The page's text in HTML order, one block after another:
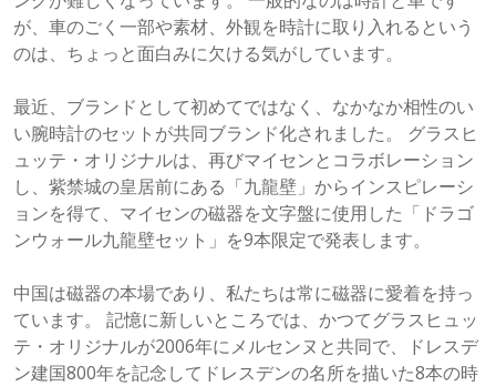
が、車のごく一部や素材、外観を時計に取り入れるという
のは、ちょっと面白みに欠ける気がしています。
最近、ブランドとして初めてではなく、なかなか相性のい
い腕時計のセットが共同ブランド化されました。 グラスヒ
ュッテ・オリジナルは、再びマイセンとコラボレーション
し、紫禁城の皇居前にある「九龍壁」からインスピレーシ
ョンを得て、マイセンの磁器を文字盤に使用した「ドラゴ
ンウォール九龍壁セット」を9本限定で発表します。
中国は磁器の本場であり、私たちは常に磁器に愛着を持っ
ています。 記憶に新しいところでは、かつてグラスヒュッ
テ・オリジナルが2006年にメルセンヌと共同で、ドレスデ
ン建国800年を記念してドレスデンの名所を描いた8本の時